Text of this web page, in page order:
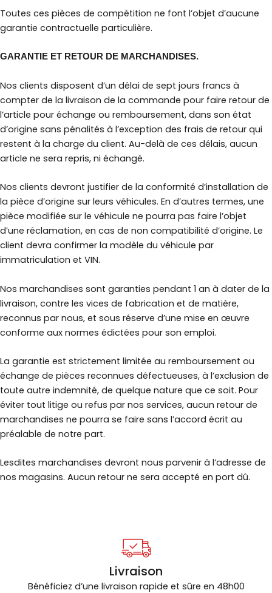
Toutes ces pièces de compétition ne font l’objet d’aucune
garantie contractuelle particulière.
GARANTIE ET RETOUR DE MARCHANDISES.
Nos clients disposent d’un délai de sept jours francs à
compter de la livraison de la commande pour faire retour de
l’article pour échange ou remboursement, dans son état
d’origine sans pénalités à l’exception des frais de retour qui
restent à la charge du client. Au-delà de ces délais, aucun
article ne sera repris, ni échangé.
Nos clients devront justifier de la conformité d’installation de
la pièce d’origine sur leurs véhicules. En d’autres termes, une
pièce modifiée sur le véhicule ne pourra pas faire l’objet
d’une réclamation, en cas de non compatibilité d’origine. Le
client devra confirmer la modèle du véhicule par
immatriculation et VIN.
Nos marchandises sont garanties pendant 1 an à dater de la
livraison, contre les vices de fabrication et de matière,
reconnus par nous, et sous réserve d’une mise en œuvre
conforme aux normes édictées pour son emploi.
La garantie est strictement limitée au remboursement ou
échange de pièces reconnues défectueuses, à l’exclusion de
toute autre indemnité, de quelque nature que ce soit. Pour
éviter tout litige ou refus par nos services, aucun retour de
marchandises ne pourra se faire sans l’accord écrit au
préalable de notre part.
Lesdites marchandises devront nous parvenir à l’adresse de
nos magasins. Aucun retour ne sera accepté en port dû.
Livraison
Bénéficiez d’une livraison rapide et sûre en 48h00